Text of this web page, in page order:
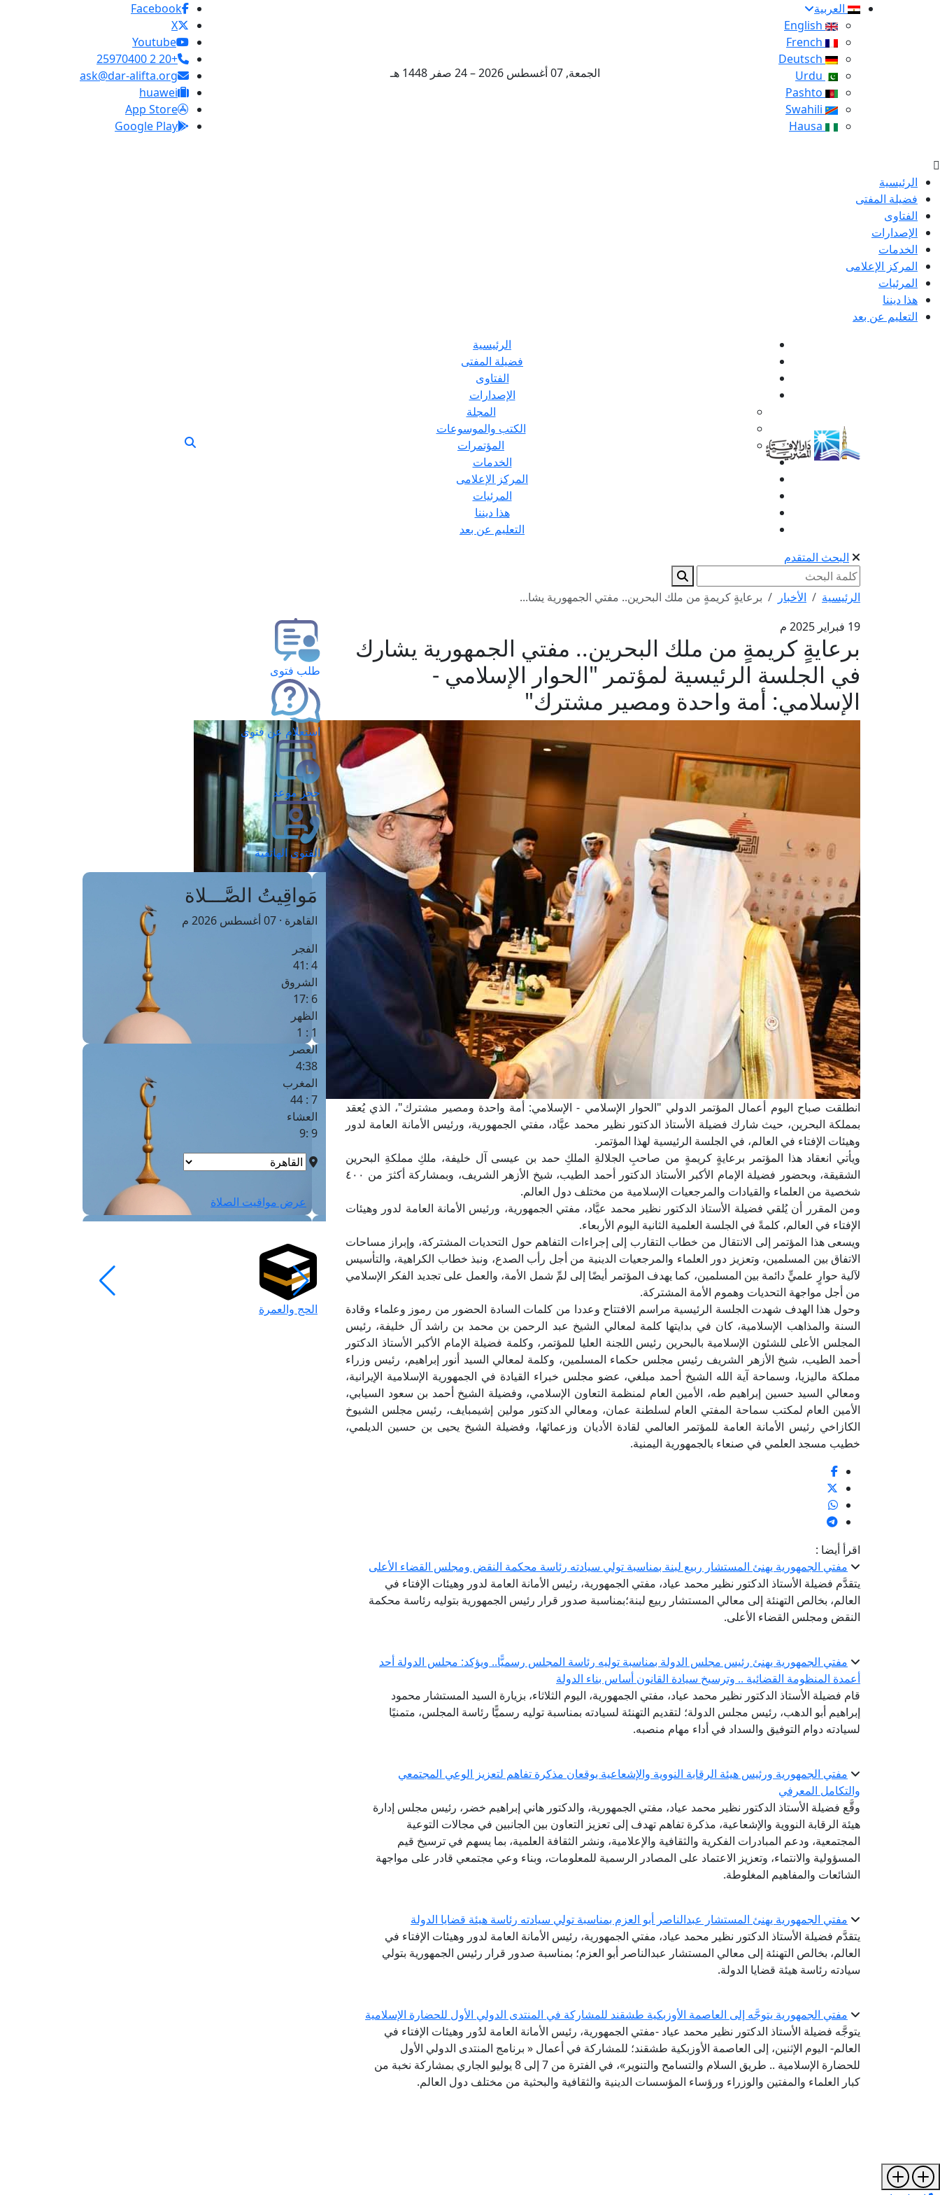
العربية
الجمعة, 07 أغسطس 2026 – 24 صفر 1448 هـ
Facebook
X
Youtube
+20 2 25970400
ask@dar-alifta.org
huawei
App Store
Google Play
الرئيسية
فضيلة المفتى
الفتاوى
الإصدارات
الخدمات
المركز الإعلامى
المرئيات
هذا ديننا
التعليم عن بعد
الرئيسية
فضيلة المفتى
الفتاوى
الإصدارات
المجلة
الكتب والموسوعات
المؤتمرات
الخدمات
المركز الإعلامى
المرئيات
هذا ديننا
التعليم عن بعد
البحث المتقدم
الرئيسية الأخبار
برعايةٍ كريمةٍ من ملك البحرين.. مفتي الجمهورية يشا...
19 فبراير 2025 م
برعايةٍ كريمةٍ من ملك البحرين.. مفتي الجمهورية يشارك
في الجلسة الرئيسية لمؤتمر "الحوار الإسلامي -
الإسلامي: أمة واحدة ومصير مشترك"
انطلقت صباح اليوم أعمال المؤتمر الدولي "الحوار الإسلامي - الإسلامي: أمة واحدة ومصير مشترك"، الذي يُعقد
بمملكة البحرين، حيث شارك فضيلة الأستاذ الدكتور نظير محمد عيَّاد، مفتي الجمهورية، ورئيس الأمانة العامة لدور
وهيئات الإفتاء في العالم، في الجلسة الرئيسية لهذا المؤتمر.
ويأتي انعقاد هذا المؤتمر برعايةٍ كريمةٍ من صاحبِ الجلالةِ الملكِ حمد بن عيسى آل خليفة، ملكِ مملكةِ البحرين
الشقيقة، وبحضور فضيلة الإمام الأكبر الأستاذ الدكتور أحمد الطيب، شيخ الأزهر الشريف، وبمشاركة أكثرَ من ٤٠٠
شخصية من العلماء والقيادات والمرجعيات الإسلامية من مختلف دول العالم.
ومن المقرر أن يُلقي فضيلة الأستاذ الدكتور نظير محمد عيَّاد، مفتي الجمهورية، ورئيس الأمانة العامة لدور وهيئات
الإفتاء في العالم، كلمةً في الجلسة العلمية الثانية اليوم الأربعاء.
ويسعى هذا المؤتمر إلى الانتقال من خطاب التقارب إلى إجراءات التفاهم حول التحديات المشتركة، وإبراز مساحات
الاتفاق بين المسلمين، وتعزيز دور العلماء والمرجعيات الدينية من أجل رأب الصدع، ونبذ خطاب الكراهية، والتأسيس
لآلية حوارٍ علميٍّ دائمة بين المسلمين، كما يهدف المؤتمر أيضًا إلى لمِّ شمل الأمة، والعمل على تجديد الفكر الإسلامي
من أجل مواجهة التحديات وهموم الأمة المشتركة.
وحول هذا الهدف شهدت الجلسة الرئيسية مراسم الافتتاح وعددا من كلمات السادة الحضور من رموز وعلماء وقادة
السنة والمذاهب الإسلامية، كان في بدايتها كلمة لمعالي الشيخ عبد الرحمن بن محمد بن راشد آل خليفة، رئيس
المجلس الأعلى للشئون الإسلامية بالبحرين رئيس اللجنة العليا للمؤتمر، وكلمة فضيلة الإمام الأكبر الأستاذ الدكتور
أحمد الطيب، شيخ الأزهر الشريف رئيس مجلس حكماء المسلمين، وكلمة لمعالي السيد أنور إبراهيم، رئيس وزراء
مملكة ماليزيا، وسماحة آية الله الشيخ أحمد مبلغي، عضو مجلس خبراء القيادة في الجمهورية الإسلامية الإيرانية،
ومعالي السيد حسين إبراهيم طه، الأمين العام لمنظمة التعاون الإسلامي، وفضيلة الشيخ أحمد بن سعود السيابي،
الأمين العام لمكتب سماحة المفتي العام لسلطنة عمان، ومعالي الدكتور مولين إشيمبايف، رئيس مجلس الشيوخ
الكازاخي رئيس الأمانة العامة للمؤتمر العالمي لقادة الأديان وزعمائها، وفضيلة الشيخ يحيى بن حسين الديلمي،
خطيب مسجد العلمي في صنعاء بالجمهورية اليمنية.
اقرأ أيضا :
مفتي الجمهورية يهنئ المستشار ربيع لبنة بمناسبة تولي سيادته رئاسة محكمة النقض ومجلس القضاء الأعلى
يتقدَّم فضيلة الأستاذ الدكتور نظير محمد عياد، مفتي الجمهورية، رئيس الأمانة العامة لدور وهيئات الإفتاء في
العالم، بخالص التهنئة إلى معالي المستشار ربيع لبنة؛بمناسبة صدور قرار رئيس الجمهورية بتوليه رئاسة محكمة
النقض ومجلس القضاء الأعلى.
مفتي الجمهورية يهنئ رئيس مجلس الدولة بمناسبة توليه رئاسة المجلس رسميًّا.. ويؤكد: مجلس الدولة أحد
أعمدة المنظومة القضائية .. وترسيخ سيادة القانون أساس بناء الدولة
قام فضيلة الأستاذ الدكتور نظير محمد عياد، مفتي الجمهورية، اليوم الثلاثاء، بزيارة السيد المستشار محمود
إبراهيم أبو الدهب، رئيس مجلس الدولة؛ لتقديم التهنئة لسيادته بمناسبة توليه رسميًّا رئاسة المجلس، متمنيًا
لسيادته دوام التوفيق والسداد في أداء مهام منصبه.
مفتي الجمهورية ورئيس هيئة الرقابة النووية والإشعاعية يوقعان مذكرة تفاهم لتعزيز الوعي المجتمعي
والتكامل المعرفي
وقَّع فضيلة الأستاذ الدكتور نظير محمد عياد، مفتي الجمهورية، والدكتور هاني إبراهيم خضر، رئيس مجلس إدارة
هيئة الرقابة النووية والإشعاعية، مذكرة تفاهم تهدف إلى تعزيز التعاون بين الجانبين في مجالات التوعية
المجتمعية، ودعم المبادرات الفكرية والثقافية والإعلامية، ونشر الثقافة العلمية، بما يسهم في ترسيخ قيم
المسؤولية والانتماء، وتعزيز الاعتماد على المصادر الرسمية للمعلومات، وبناء وعي مجتمعي قادر على مواجهة
الشائعات والمفاهيم المغلوطة.
مفتي الجمهورية يهنئ المستشار عبدالناصر أبو العزم بمناسبة تولي سيادته رئاسة هيئة قضايا الدولة
يتقدَّم فضيلة الأستاذ الدكتور نظير محمد عياد، مفتي الجمهورية، رئيس الأمانة العامة لدور وهيئات الإفتاء في
العالم، بخالص التهنئة إلى معالي المستشار عبدالناصر أبو العزم؛ بمناسبة صدور قرار رئيس الجمهورية بتولي
سيادته رئاسة هيئة قضايا الدولة.
مفتي الجمهورية يتوجَّه إلى العاصمة الأوزبكية طشقند للمشاركة في المنتدى الدولي الأول للحضارة الإسلامية
يتوجَّه فضيلة الأستاذ الدكتور نظير محمد عياد -مفتي الجمهورية، رئيس الأمانة العامة لدُور وهيئات الإفتاء في
العالم- اليوم الإثنين، إلى العاصمة الأوزبكية طشقند؛ للمشاركة في أعمال « برنامج المنتدى الدولي الأول
للحضارة الإسلامية .. طريق السلام والتسامح والتنوير»، في الفترة من 7 إلى 8 يوليو الجاري بمشاركة نخبة من
كبار العلماء والمفتين والوزراء ورؤساء المؤسسات الدينية والثقافية والبحثية من مختلف دول العالم.
طلب فتوى
استعلام عن فتوى
حجز موعد
الفتوى الهاتفية
مَواقِيتُ الصَّـــلاة
القاهرة · 07 أغسطس 2026 م
الفجر
4 :41
الشروق
6 :17
الظهر
1 : 1
العصر
4:38
المغرب
7 : 44
العشاء
9 :9
عرض مواقيت الصلاة
الحج والعمرة